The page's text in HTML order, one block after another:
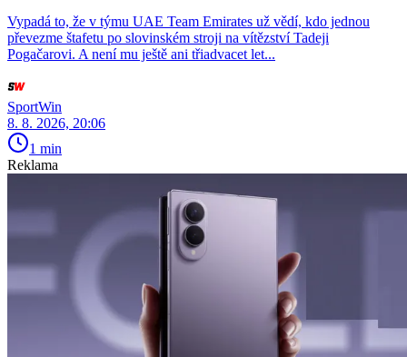
Vypadá to, že v týmu UAE Team Emirates už vědí, kdo jednou
převezme štafetu po slovinském stroji na vítězství Tadeji
Pogačarovi. A není mu ještě ani třiadvacet let...
SportWin
8. 8. 2026, 20:06
1 min
Reklama